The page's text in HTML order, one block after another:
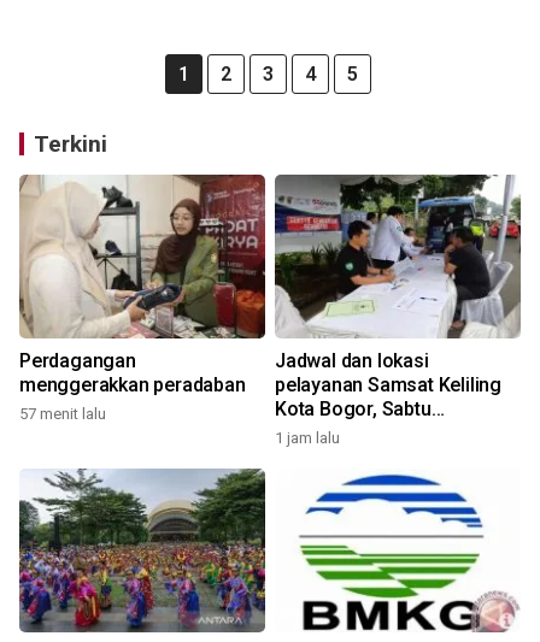
1 2 3 4 5
Terkini
Perdagangan
menggerakkan peradaban
57 menit lalu
Jadwal dan lokasi
pelayanan Samsat Keliling
Kota Bogor, Sabtu
(8/8/2026)
1 jam lalu